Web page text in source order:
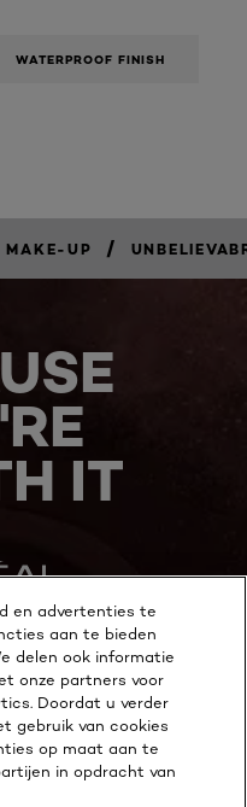
WATERPROOF FINISH
MAKE-UP /
IT
en advertenties te
aan te bieden
delen ook informatie
onze partners voor
Doordat u verder
gebruik van cookies
op maat aan te
in opdracht van